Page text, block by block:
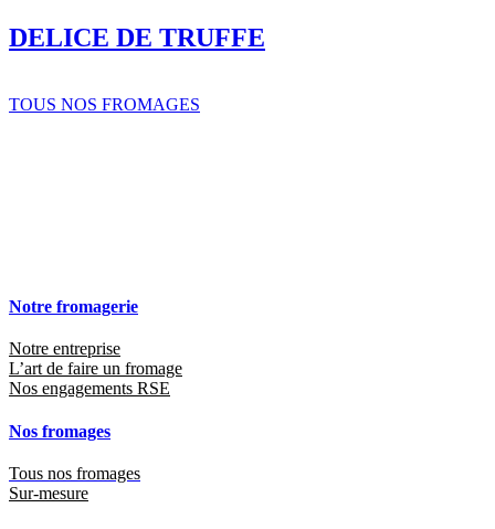
DELICE DE TRUFFE
TOUS NOS FROMAGES
Notre fromagerie
Notre entreprise
L’art de faire un fromage
Nos engagements RSE
Nos fromages
Tous nos fromages
Sur-mesure